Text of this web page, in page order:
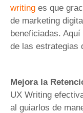
writing es que
de marketing
beneficiadas.
de las estrategias
Mejora la
UX Writing
al guiarlos de